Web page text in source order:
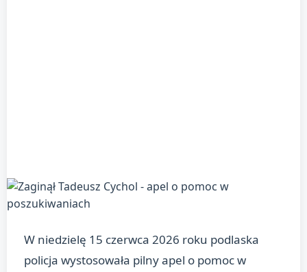
W niedzielę 15 czerwca 2026 roku podlaska
policja wystosowała pilny apel o pomoc w